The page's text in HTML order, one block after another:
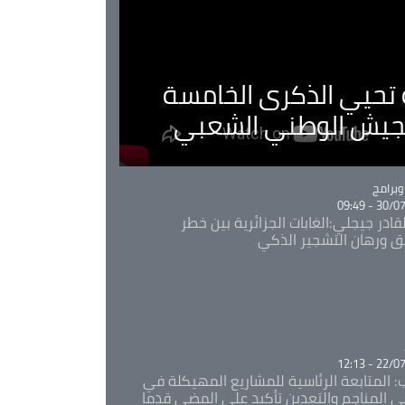
تحيي الذكرى الخامسة
الوطني الشعبي
30/07/
جيجلي:الغابات الجزائرية بين خطر
ورهان التشجير الذكي
22/07/
المتابعة الرئاسية للمشاريع المهيكلة في
المناجم والتعدين تأكيد على المضي قدما